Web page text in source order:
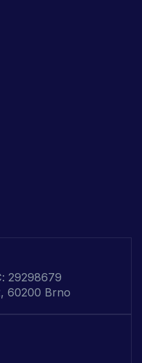
29298679
60200 Brno